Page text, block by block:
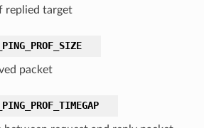
replied target
packet